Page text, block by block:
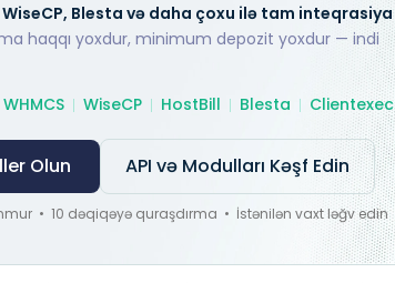
WiseCP, Blesta və daha çoxu ilə tam inteqrasiya
haqqı yoxdur, minimum depozit yoxdur — indi
WHMCS WiseCP HostBill Blesta Clientexec
Olun API və Modulları Kəşf Edin
• 10 dəqiqəyə quraşdırma • İstənilən vaxt ləğv edin